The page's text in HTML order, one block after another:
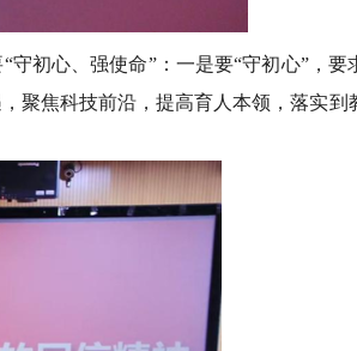
初心、强使命”：一是要“守初心”，要
聚焦科技前沿，提高育人本领，落实到